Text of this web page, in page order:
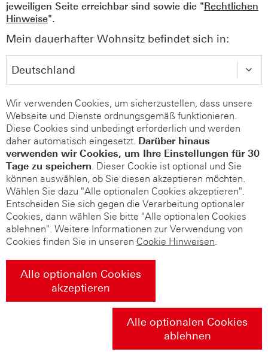
jeweiligen Seite erreichbar sind sowie die "Rechtlichen
Hinweise".
Mein dauerhafter Wohnsitz befindet sich in:
Wir verwenden Cookies, um sicherzustellen, dass unsere
Webseite und Dienste ordnungsgemäß funktionieren.
Diese Cookies sind unbedingt erforderlich und werden
daher automatisch eingesetzt. Darüber hinaus
verwenden wir Cookies, um Ihre Einstellungen für 30
Tage zu speichern. Dieser Cookie ist optional und Sie
können auswählen, ob Sie diesen akzeptieren möchten.
Wählen Sie dazu "Alle optionalen Cookies akzeptieren".
Entscheiden Sie sich gegen die Verarbeitung optionaler
Cookies, dann wählen Sie bitte "Alle optionalen Cookies
ablehnen". Weitere Informationen zur Verwendung von
Cookies finden Sie in unseren Cookie Hinweisen.
Alle optionalen Cookies
akzeptieren
Alle optionalen Cookies
ablehnen